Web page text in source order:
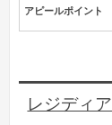
アピールポイント
レジディ